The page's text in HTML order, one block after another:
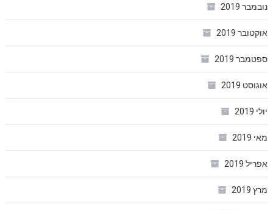
נובמבר 2019
אוקטובר 2019
ספטמבר 2019
אוגוסט 2019
יולי 2019
מאי 2019
אפריל 2019
מרץ 2019